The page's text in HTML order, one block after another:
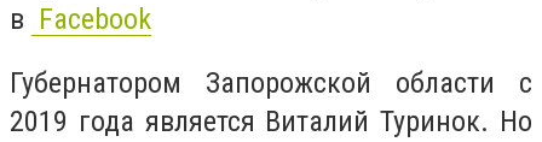
в Facebook
Губернатором Запорожской области с
2019 года является Виталий Туринок. Но